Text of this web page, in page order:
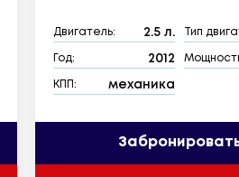
Двигатель: 2.5 л. Тип
Год: 2012
КПП: механика